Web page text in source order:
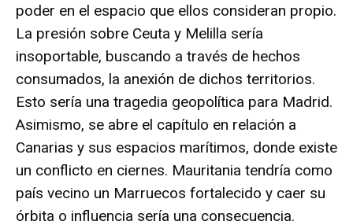
poder en el espacio que ellos consideran propio.
La presión sobre Ceuta y Melilla sería
insoportable, buscando a través de hechos
consumados, la anexión de dichos territorios.
Esto sería una tragedia geopolítica para Madrid.
Asimismo, se abre el capítulo en relación a
Canarias y sus espacios marítimos, donde existe
un conflicto en ciernes. Mauritania tendría como
país vecino un Marruecos fortalecido y caer su
órbita o influencia sería una consecuencia.